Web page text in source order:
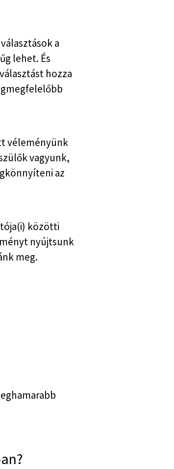
a
lehet. És
hozza
véleményünk
vagyunk,
az
közötti
nyújtsunk
meg.